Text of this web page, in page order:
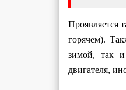
Проявляется
горячем).
зимой, так и
двигателя,